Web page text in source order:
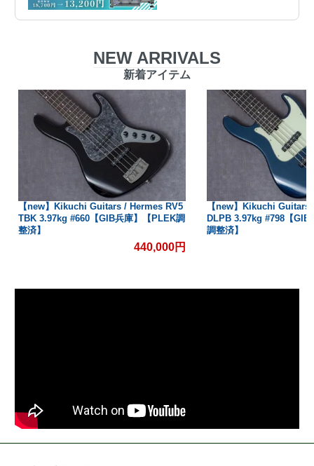
NEW ARRIVALS
新着アイテム
new】Kikuchi Guitars / Hermes RV5
3.97kg #660【GIB兵庫】【PLEK調
済】
440,000円
【new】Kikuchi Guitars /
DLPB 3.97kg #798【GIB兵庫
調整済】